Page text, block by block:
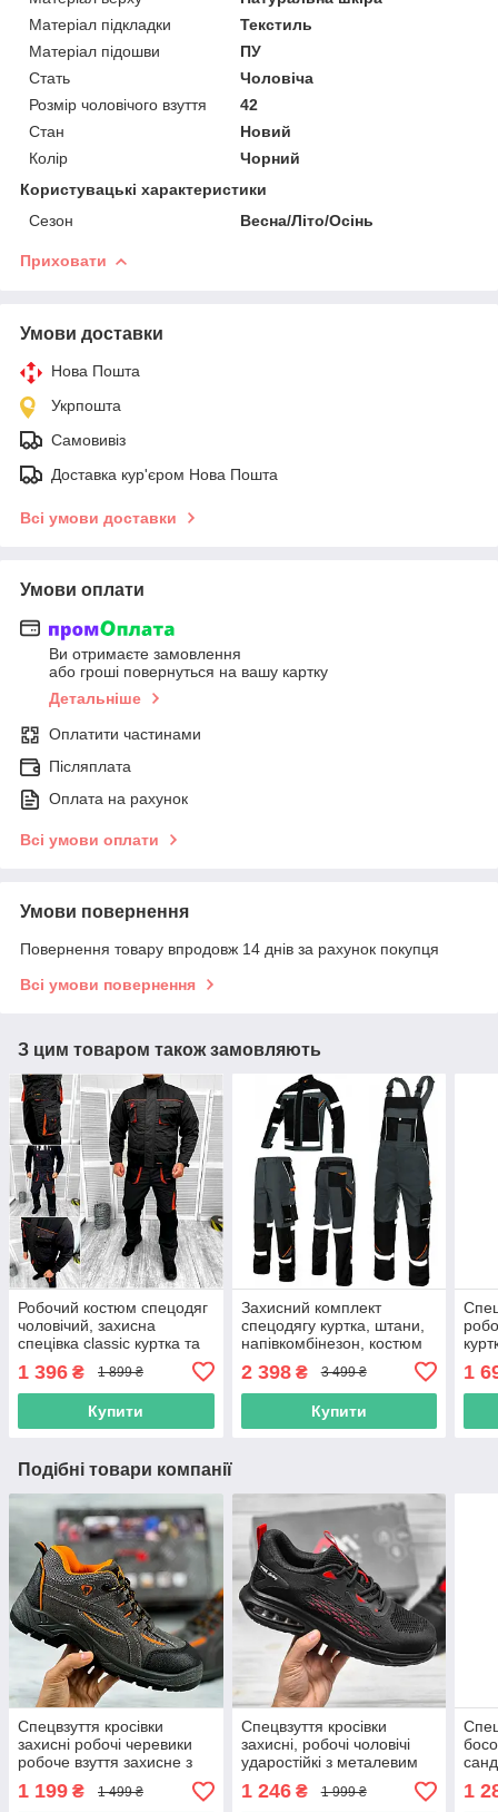
Матеріал підкладки
Текстиль
Матеріал підошви
ПУ
Стать
Чоловіча
Розмір чоловічого взуття
42
Стан
Новий
Колір
Чорний
Користувацькі характеристики
Сезон
Весна/Літо/Осінь
Приховати
Умови доставки
Нова Пошта
Укрпошта
Самовивіз
Доставка кур'єром Нова Пошта
Всі умови доставки
Умови оплати
Ви отримаєте замовлення
або гроші повернуться на вашу картку
Детальніше
Оплатити частинами
Післяплата
Оплата на рахунок
Всі умови оплати
Умови повернення
Повернення товару впродовж 14 днів за рахунок покупця
Всі умови повернення
З цим товаром також замовляють
Робочий костюм спецодяг
чоловічий, захисна
спецівка classic куртка та
напівкомбінезон, польша
1 396 ₴ 1 899 ₴
Купити
Захисний комплект
спецодягу куртка, штани,
напівкомбінезон, костюм
спецівка польша
2 398₴ 3 499 ₴
Купити
1
Подібні товари компанії
Спецвзуття кросівки
захисні робочі черевики
робоче взуття захисне з
металевим підноском
польша art master
1 199 ₴ 1 499 ₴
Спецвзуття кросівки
захисні, робочі чоловічі
ударостійкі з металевим
носком, робоче взуття
повсякденне
1 246₴ 1 999 ₴ 1